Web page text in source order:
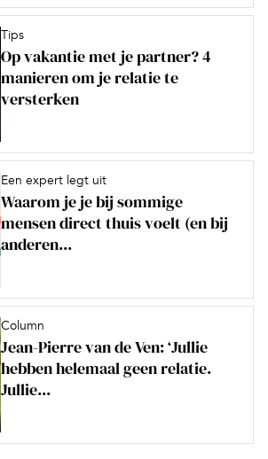
Tips
Op vakantie met je partner? 4
manieren om je relatie te
versterken
Een expert legt uit
Waarom je je bij sommige
mensen direct thuis voelt (en bij
anderen...
Column
Jean-Pierre van de Ven: ‘Jullie
hebben helemaal geen relatie.
Jullie...